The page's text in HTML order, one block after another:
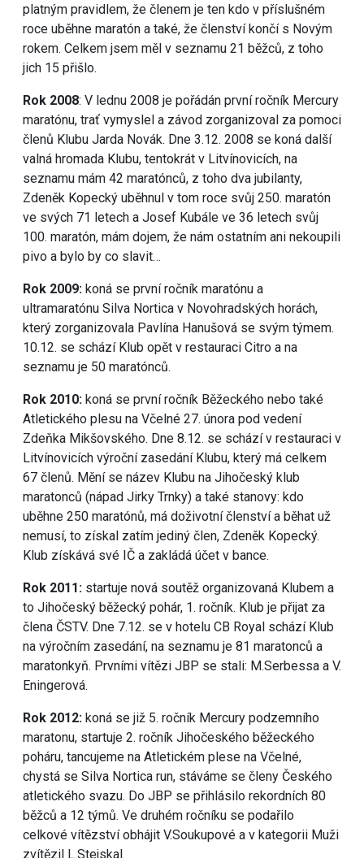
platným pravidlem, že členem je ten kdo v příslušném
roce uběhne maratón a také, že členství končí s Novým
rokem. Celkem jsem měl v seznamu 21 běžců, z toho
jich 15 přišlo.
Rok 2008: V lednu 2008 je pořádán první ročník Mercury
maratónu, trať vymyslel a závod zorganizoval za pomoci
členů Klubu Jarda Novák. Dne 3.12. 2008 se koná další
valná hromada Klubu, tentokrát v Litvínovicích, na
seznamu mám 42 maratónců, z toho dva jubilanty,
Zdeněk Kopecký uběhnul v tom roce svůj 250. maratón
ve svých 71 letech a Josef Kubále ve 36 letech svůj
100. maratón, mám dojem, že nám ostatním ani nekoupili
pivo a bylo by co slavit…
Rok 2009: koná se první ročník maratónu a
ultramaratónu Silva Nortica v Novohradských horách,
který zorganizovala Pavlína Hanušová se svým týmem.
10.12. se schází Klub opět v restauraci Citro a na
seznamu je 50 maratónců.
Rok 2010: koná se první ročník Běžeckého nebo také
Atletického plesu na Včelné 27. února pod vedení
Zdeňka Mikšovského. Dne 8.12. se schází v restauraci v
Litvínovicích výroční zasedání Klubu, který má celkem
67 členů. Mění se název Klubu na Jihočeský klub
maratonců (nápad Jirky Trnky) a také stanovy: kdo
uběhne 250 maratónů, má doživotní členství a běhat už
nemusí, to získal zatím jediný člen, Zdeněk Kopecký.
Klub získává své IČ a zakládá účet v bance.
Rok 2011: startuje nová soutěž organizovaná Klubem a
to Jihočeský běžecký pohár, 1. ročník. Klub je přijat za
člena ČSTV. Dne 7.12. se v hotelu CB Royal schází Klub
na výročním zasedání, na seznamu je 81 maratonců a
maratonkyň. Prvními vítězi JBP se stali: M.Serbessa a V.
Eningerová.
Rok 2012: koná se již 5. ročník Mercury podzemního
maratonu, startuje 2. ročník Jihočeského běžeckého
poháru, tancujeme na Atletickém plese na Včelné,
chystá se Silva Nortica run, stáváme se členy Českého
atletického svazu. Do JBP se přihlásilo rekordních 80
běžců a 12 týmů. Ve druhém ročníku se podařilo
celkové vítězství obhájit V.Soukupové a v kategorii Muži
zvítězil L.Stejskal.